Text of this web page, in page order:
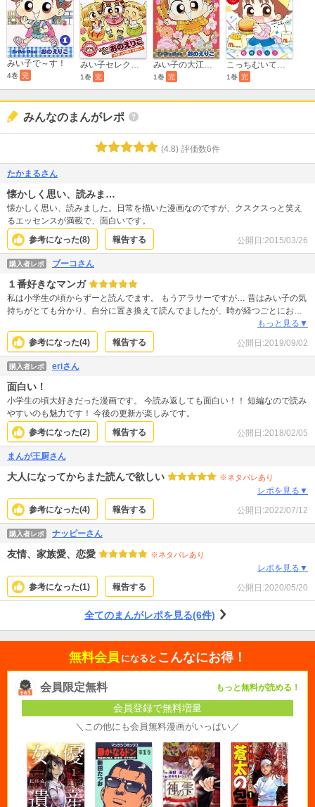
みい子で～す！
4巻 完
みい子セレクション きゅんきゅん女の子のないしょ話編
1巻 完
みい子の大江戸大変記
1巻 完 1巻 完
みんなのまんがレポ
(4.8) 評価数6件
たかまるさん
懐かしく思い、読みま…
懐かしく思い、読みました。日常を描いた漫画なのですが、クスクスっと笑え
るエッセンスが満載で、面白いです。
参考になった(8) 報告する 公開日:2015/03/26
購入者レポ ブーコさん
１番好きなマンガ
私は小学生の頃からずーと読んでます。 もうアラサーですが… 昔はみい子の気
持ちがとても分かり、自分に置き換えて読んでましたが、時が経つごとにお母
さんの気持ちも分かるようになって子供目線でも親目線でもどちらでも楽しめ
る素晴らしいマンガだと思います！ これからもずーとみい子ファンで居続けま
す！
もっと見る▼
参考になった(4) 報告する 公開日:2019/09/02
購入者レポ eriさん
面白い！
小学生の頃大好きだった漫画です。 今読み返しても面白い！！ 短編なので読み
やすいのも魅力です！ 今後の更新が楽しみです。
参考になった(2) 報告する 公開日:2018/02/05
まんが王厨さん
大人になってからまた読んで欲しい ※ネタバレあり
レポを見る▼
参考になった(4) 報告する 公開日:2022/07/12
購入者レポ ナッピーさん
友情、家族愛、恋愛 ※ネタバレあり
レポを見る▼
参考になった(1) 報告する 公開日:2020/05/20
全てのまんがレポを見る(6件)
無料会員 になると こんなにお得！
会員限定無料 もっと無料が読める！
会員登録で無料増量
＼この他にも会員無料漫画がいっぱい／